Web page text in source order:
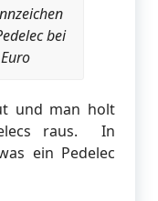
bei
und man holt
raus. In
ein Pedelec